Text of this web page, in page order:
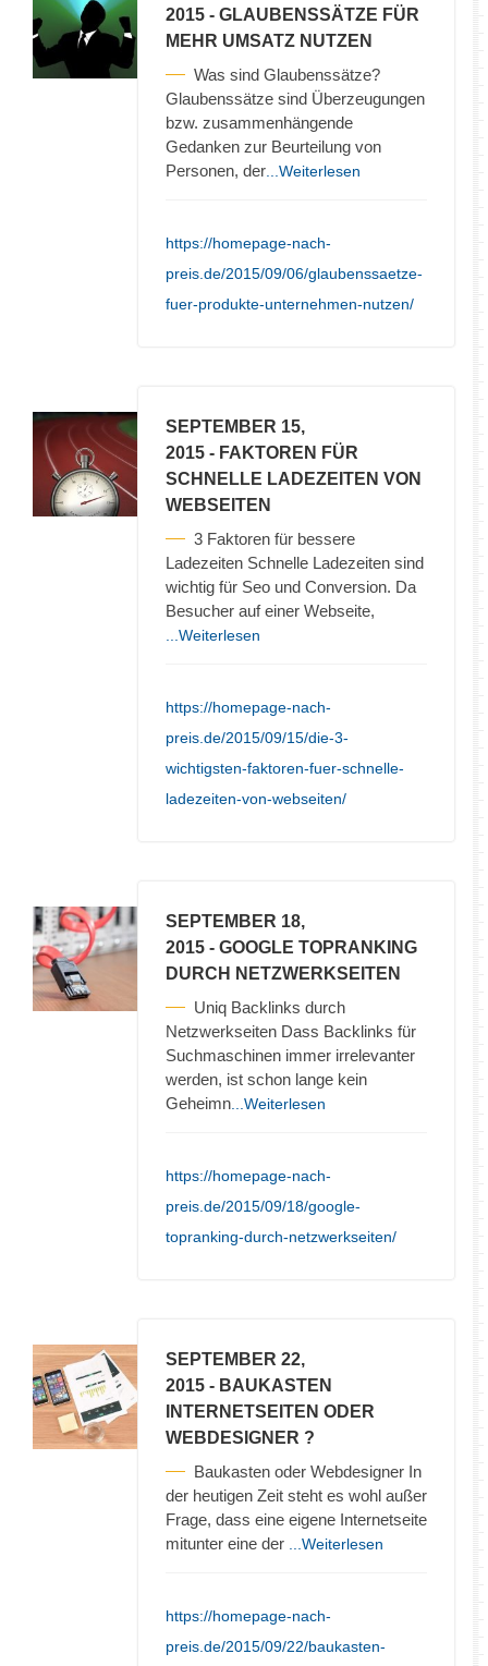
2015 - GLAUBENSSÄTZE FÜR
MEHR UMSATZ NUTZEN
Was sind Glaubenssätze?
Glaubenssätze sind Überzeugungen
bzw. zusammenhängende
Gedanken zur Beurteilung von
Personen, der ...Weiterlesen
https://homepage-nach-
preis.de/2015/09/06/glaubenssaetze-
fuer-produkte-unternehmen-nutzen/
SEPTEMBER 15,
2015 - FAKTOREN FÜR
SCHNELLE LADEZEITEN VON
WEBSEITEN
3 Faktoren für bessere
Ladezeiten Schnelle Ladezeiten sind
wichtig für Seo und Conversion. Da
Besucher auf einer Webseite,
...Weiterlesen
https://homepage-nach-
preis.de/2015/09/15/die-3-
wichtigsten-faktoren-fuer-schnelle-
ladezeiten-von-webseiten/
SEPTEMBER 18,
2015 - GOOGLE TOPRANKING
DURCH NETZWERKSEITEN
Uniq Backlinks durch
Netzwerkseiten Dass Backlinks für
Suchmaschinen immer irrelevanter
werden, ist schon lange kein
Geheimn ...Weiterlesen
https://homepage-nach-
preis.de/2015/09/18/google-
topranking-durch-netzwerkseiten/
SEPTEMBER 22,
2015 - BAUKASTEN
INTERNETSEITEN ODER
WEBDESIGNER ?
Baukasten oder Webdesigner In
der heutigen Zeit steht es wohl außer
Frage, dass eine eigene Internetseite
mitunter eine der
...Weiterlesen
https://homepage-nach-
preis.de/2015/09/22/baukasten-